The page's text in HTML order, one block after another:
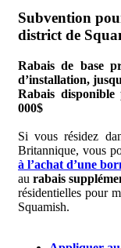
Subvention
district de
Rabais de base
d’installation,
Rabais disponible
000$
Si vous résidez
Britannique, vous
à l’achat d’une
au rabais
résidentielles pour
Squamish.